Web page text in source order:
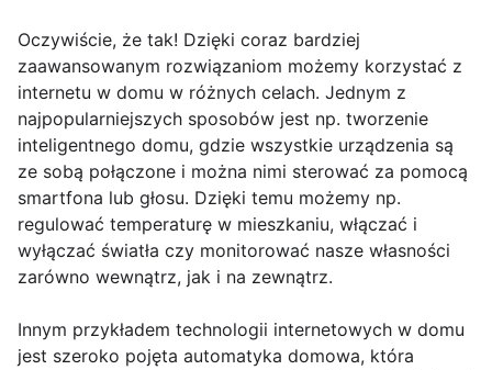
Oczywiście, że tak! Dzięki coraz bardziej
zaawansowanym rozwiązaniom możemy korzystać z
internetu w domu w różnych celach. Jednym z
najpopularniejszych sposobów jest np. tworzenie
inteligentnego domu, gdzie wszystkie urządzenia są
ze sobą połączone i można nimi sterować za pomocą
smartfona lub głosu. Dzięki temu możemy np.
regulować temperaturę w mieszkaniu, włączać i
wyłączać światła czy monitorować nasze własności
zarówno wewnątrz, jak i na zewnątrz.
Innym przykładem technologii internetowych w domu
jest szeroko pojęta automatyka domowa, która